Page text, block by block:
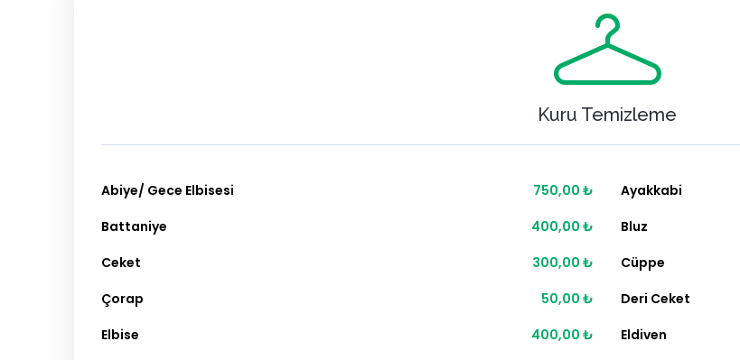
Kuru Temizleme
Abiye/ Gece Elbisesi 750,00 ₺ Ayakkabi
Battaniye
400,00 ₺ Bluz
Ceket
300,00 ₺ Cüppe
Çorap
50,00 ₺ Deri Ceket
Elbise
400,00 ₺ Eldiven